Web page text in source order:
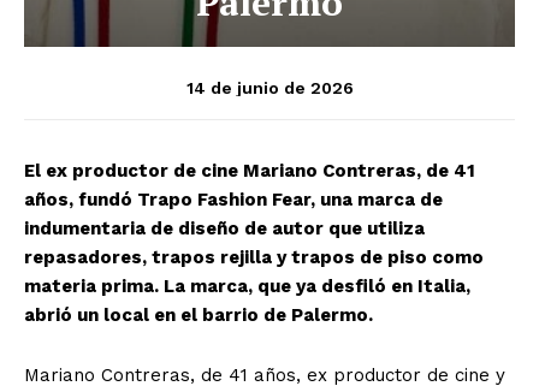
14 de junio de 2026
El ex productor de cine Mariano Contreras, de 41
años, fundó Trapo Fashion Fear, una marca de
indumentaria de diseño de autor que utiliza
repasadores, trapos rejilla y trapos de piso como
materia prima. La marca, que ya desfiló en Italia,
abrió un local en el barrio de Palermo.
Mariano Contreras, de 41 años, ex productor de cine y